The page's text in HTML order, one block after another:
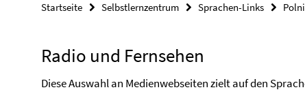
Startseite Selbstlernzentrum Sprachen-Links
Radio und Fernsehen
Diese Auswahl an Medienwebseiten zielt auf den